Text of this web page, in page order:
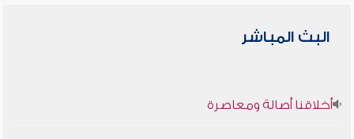
البث المباشر
أخلاقنا أصالة ومعاصرة